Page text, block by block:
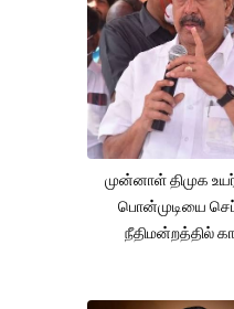
முன்னாள் திமுக
பொன்முடியை
நீதிமன்றத்தில்